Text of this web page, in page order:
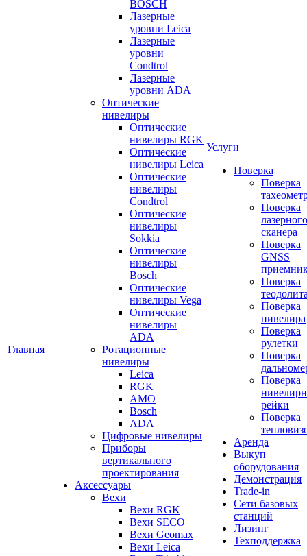
Главная
BOSCH
Лазерные
уровни Leica
Лазерные
уровни
Condtrol
Лазерные
уровни ADA
Оптические
нивелиры
Оптические
нивелиры RGK
Оптические
нивелиры Leica
Оптические
нивелиры
Condtrol
Оптические
нивелиры
Sokkia
Оптические
нивелиры
Bosch
Оптические
нивелиры Vega
Оптические
нивелиры
ADA
Ротационные
нивелиры
Leica
RGK
AMO
Bosch
ADA
Цифровые нивелиры
Приборы
вертикального
проектирования
Аксессуары
Вехи
Вехи RGK
Вехи SECO
Вехи Geomax
Вехи Leica
Услуги
Поверка
Поверка
Поверка
лазерного
сканера
Поверка
GNSS
Поверка
Поверка
нивелира
Поверка
рулетки
Поверка
Поверка
рейки
Поверка
Аренда
Выкуп
оборудования
Демонстрация
Trade-in
Сети базовых
станций
Лизинг
Техподдержка